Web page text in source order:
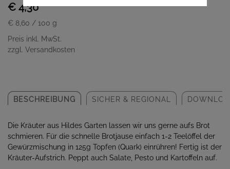
€ 4,30
€ 8,60 / 100 g
Preis inkl. MwSt.
zzgl. Versandkosten
BESCHREIBUNG SICHER & REGIONAL
Die Kräuter aus Hildes Garten lassen wir uns gerne aufs Brot
schmieren. Für die schnelle Brotjause einfach 1-2 Teelöffel der
Gewürzmischung in 125g Topfen (Quark) einrühren! Fertig ist der
Kräuter-Aufstrich. Peppt auch Salate, Pesto und Kartoffeln auf.